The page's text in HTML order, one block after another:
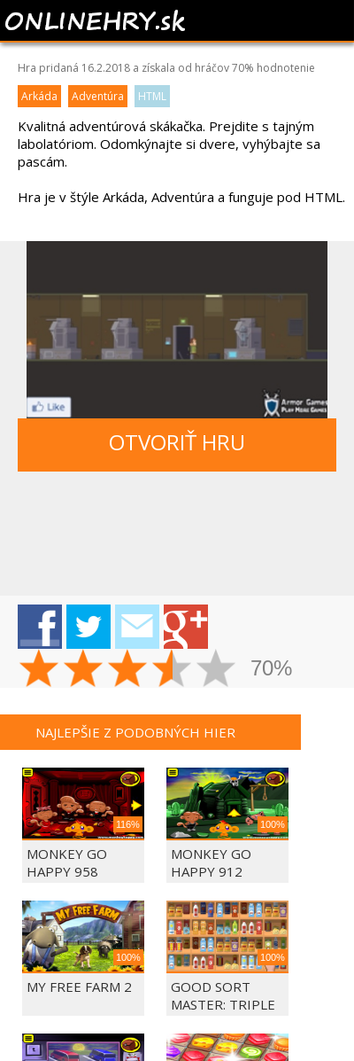
PARADOX SOUL
Hra pridaná 16.2.2018 a získala od hráčov70% hodnotenie
Arkáda
Adventúra HTML
Kvalitná adventúrová skákačka. Prejdite s tajným
labolatóriom. Odomkýnajte si dvere, vyhýbajte sa
pascám.
Hra je v štýle Arkáda, Adventúra a funguje pod HTML.
OTVORIŤ HRU
70%
NAJLEPŠIE Z PODOBNÝCH HIER
116%
MONKEY GO
HAPPY 958
100%
MONKEY GO
HAPPY 912
100%
MY FREE FARM 2
100%
GOOD SORT
MASTER: TRIPLE